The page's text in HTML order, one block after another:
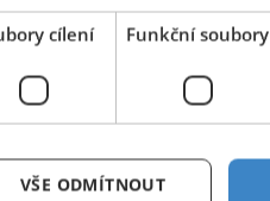
cílení Funkční soubory
VŠE ODMÍTNOUT